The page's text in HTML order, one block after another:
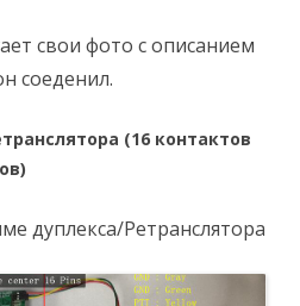
свои фото с описанием
соеденил.
(16 контактов
дуплекса/Ретранслятора